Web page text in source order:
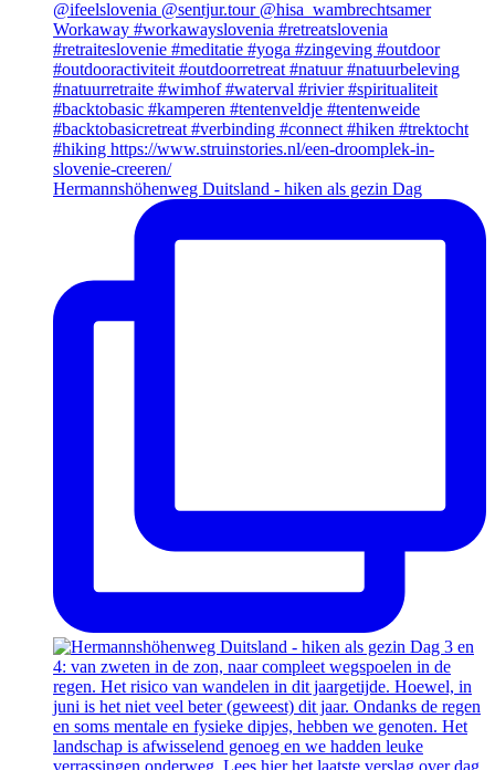
Hermannshöhenweg Duitsland - hiken als gezin Dag